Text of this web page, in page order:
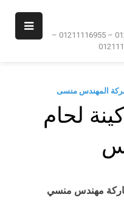
المهندس منسي تعبئة وتغليف 01211116954 – 01211116955 –
المهندس منسى
لحام
مهندس منسي